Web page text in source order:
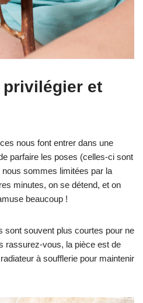
privilégier et
nous font entrer dans une
parfaire les poses (celles-ci sont
sommes limitées par la
minutes, on se détend, et on
beaucoup !
sont souvent plus courtes pour ne
rassurez-vous, la pièce est de
à soufflerie pour maintenir